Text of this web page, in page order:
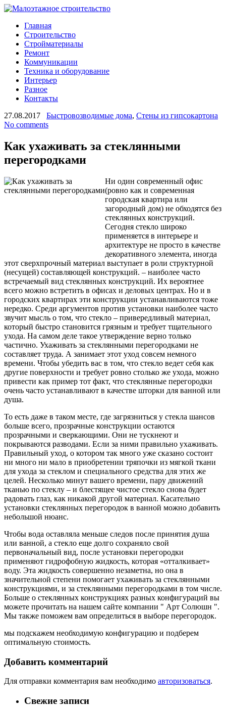
Главная
Строительство
Стройматериалы
Ремонт
Коммуникации
Техника и оборудование
Интерьер
Разное
Контакты
27.08.2017
Быстровозводимые дома, Стены из гипсокартона
No comments
Как ухаживать за стеклянными
перегородками
Ни один современный офис
(ровно как и современная
городская квартира или
загородный дом) не обходятся без
стеклянных конструкций.
Сегодня стекло широко
применяется в интерьере и
архитектуре не просто в качестве
декоративного элемента, иногда
этот сверхпрочный материал выступает в роли структурной
(несущей) составляющей конструкций. – наиболее часто
встречаемый вид стеклянных конструкций. Их вероятнее
всего можно встретить в офисах и деловых центрах. Но и в
городских квартирах эти конструкции устанавливаются тоже
нередко. Среди аргументов против установки наиболее часто
звучит мысль о том, что стекло – привередливый материал,
который быстро становится грязным и требует тщательного
ухода. На самом деле такое утверждение верно только
частично. Ухаживать за стеклянными перегородками не
составляет труда. А занимает этот уход совсем немного
времени. Чтобы убедить вас в том, что стекло ведет себя как
другие поверхности и требует ровно столько же ухода, можно
привести как пример тот факт, что стеклянные перегородки
очень часто устанавливают в качестве шторки для ванной или
душа.
То есть даже в таком месте, где загрязниться у стекла шансов
больше всего, прозрачные конструкции остаются
прозрачными и сверкающими. Они не тускнеют и
покрываются разводами. Если за ними правильно ухаживать.
Правильный уход, о котором так много уже сказано состоит
ни много ни мало в приобретении тряпочки из мягкой ткани
для ухода за стеклом и специального средства для этих же
целей. Несколько минут вашего времени, пару движений
тканью по стеклу – и блестящее чистое стекло снова будет
радовать глаз, как никакой другой материал. Касательно
установки стеклянных перегородок в ванной можно добавить
небольшой нюанс.
Чтобы вода оставляла меньше следов после принятия душа
или ванной, а стекло еще долго сохраняло свой
первоначальный вид, после установки перегородки
применяют гидрофобную жидкость, которая «отталкивает»
воду. Эта жидкость совершенно незаметна, но она в
значительной степени помогает ухаживать за стеклянными
конструкциями, и за стеклянными перегородками в том числе.
Больше о стеклянных конструкциях разных конфигураций вы
можете прочитать на нашем сайте компании " Арт Солюшн ".
Мы также поможем вам определиться в выборе перегородок.
мы подскажем необходимую конфигурацию и подберем
оптимальную стоимость.
Добавить комментарий
Для отправки комментария вам необходимо авторизоваться.
Свежие записи